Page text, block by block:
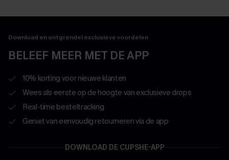
Download en ontgrendel exclusieve voordelen
BELEEF MEER MET DE APP
10% korting voor nieuwe klanten
Wees als eerste op de hoogte van exclusieve drops
Real-time besteltracking
Geniet van eenvoudig retourneren via de app
DOWNLOAD DE CUPSHE-APP